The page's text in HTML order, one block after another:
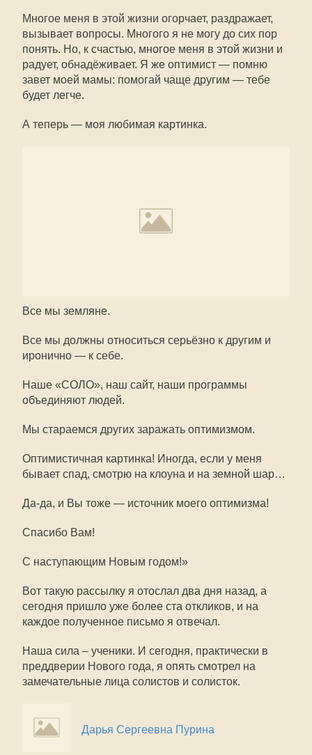
Многое меня в этой жизни огорчает, раздражает,
вызывает вопросы. Многого я не могу до сих пор
понять. Но, к счастью, многое меня в этой жизни и
радует, обнадёживает. Я же оптимист — помню
завет моей мамы: помогай чаще другим — тебе
будет легче.
А теперь — моя любимая картинка.
Все мы земляне.
Все мы должны относиться серьёзно к другим и
иронично — к себе.
Наше «СОЛО», наш сайт, наши программы
объединяют людей.
Мы стараемся других заражать оптимизмом.
Оптимистичная картинка! Иногда, если у меня
бывает спад, смотрю на клоуна и на земной шар…
Да-да, и Вы тоже — источник моего оптимизма!
Спасибо Вам!
С наступающим Новым годом!»
Вот такую рассылку я отослал два дня назад, а
сегодня пришло уже более ста откликов, и на
каждое полученное письмо я отвечал.
Наша сила – ученики. И сегодня, практически в
преддверии Нового года, я опять смотрел на
замечательные лица солистов и солисток.
Дарья Сергеевна Пурина